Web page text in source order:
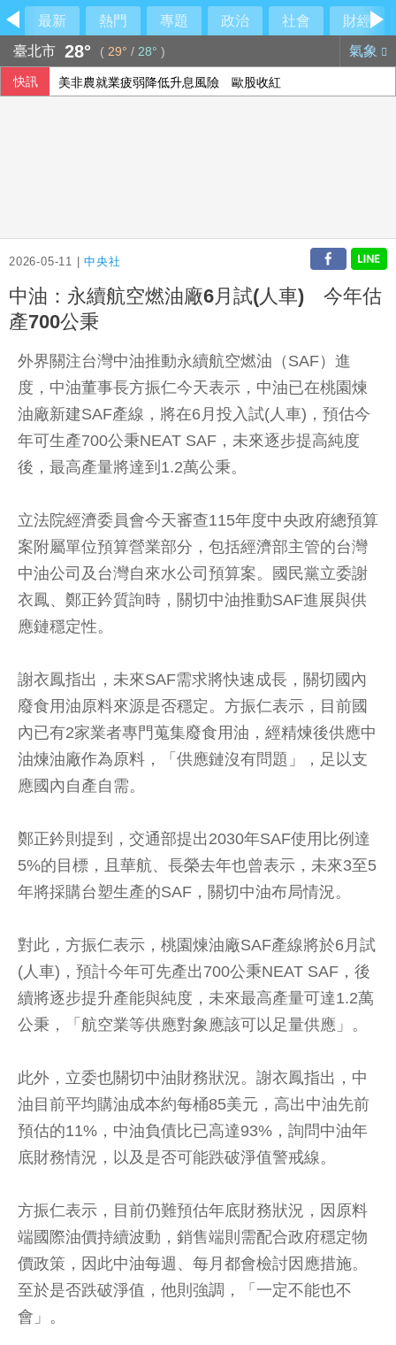
最新 熱門 專題 政治 社會
財經
臺北市 28° ( 29° / 28° ) 氣象
快訊 美非農就業疲弱降低升息風險 歐股收紅
2026-05-11 |中央社
中油：永續航空燃油廠6月試(人車) 今年估
產700公秉
外界關注台灣中油推動永續航空燃油（SAF）進
度，中油董事長方振仁今天表示，中油已在桃園煉
油廠新建SAF產線，將在6月投入試(人車)，預估今
年可生產700公秉NEAT SAF，未來逐步提高純度
後，最高產量將達到1.2萬公秉。
立法院經濟委員會今天審查115年度中央政府總預算
案附屬單位預算營業部分，包括經濟部主管的台灣
中油公司及台灣自來水公司預算案。國民黨立委謝
衣鳳、鄭正鈐質詢時，關切中油推動SAF進展與供
應鏈穩定性。
謝衣鳳指出，未來SAF需求將快速成長，關切國內
廢食用油原料來源是否穩定。方振仁表示，目前國
內已有2家業者專門蒐集廢食用油，經精煉後供應中
油煉油廠作為原料，「供應鏈沒有問題」，足以支
應國內自產自需。
鄭正鈐則提到，交通部提出2030年SAF使用比例達
5%的目標，且華航、長榮去年也曾表示，未來3至5
年將採購台塑生產的SAF，關切中油布局情況。
對此，方振仁表示，桃園煉油廠SAF產線將於6月試
(人車)，預計今年可先產出700公秉NEAT SAF，後
續將逐步提升產能與純度，未來最高產量可達1.2萬
公秉，「航空業等供應對象應該可以足量供應」。
此外，立委也關切中油財務狀況。謝衣鳳指出，中
油目前平均購油成本約每桶85美元，高出中油先前
預估的11%，中油負債比已高達93%，詢問中油年
底財務情況，以及是否可能跌破淨值警戒線。
方振仁表示，目前仍難預估年底財務狀況，因原料
端國際油價持續波動，銷售端則需配合政府穩定物
價政策，因此中油每週、每月都會檢討因應措施。
至於是否跌破淨值，他則強調，「一定不能也不
會」。